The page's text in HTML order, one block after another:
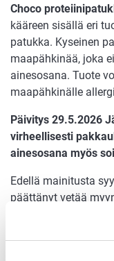
Choco
kääreen sisällä eri
patukka. Kyseinen
maapähkinää, joka
ainesosana. Tuote
maapähkinälle
Päivitys 29.5.2026
virheellisesti
ainesosana myös
Edellä mainitusta
päättänyt vetää
L6055-R ja parasta